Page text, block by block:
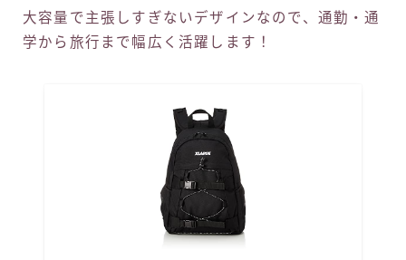
大容量で主張しすぎないデザインなので、通勤・通
学から旅行まで幅広く活躍します！